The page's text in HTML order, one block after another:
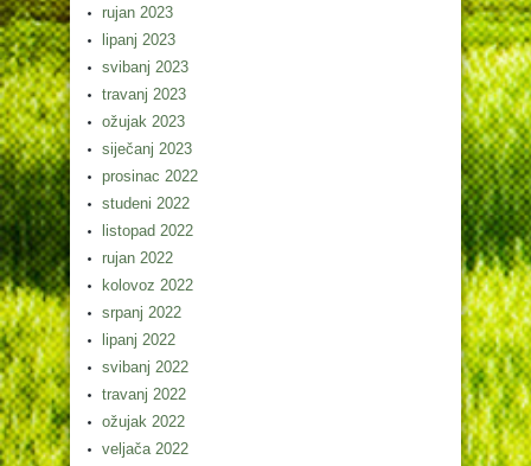
rujan 2023
lipanj 2023
svibanj 2023
travanj 2023
ožujak 2023
siječanj 2023
prosinac 2022
studeni 2022
listopad 2022
rujan 2022
kolovoz 2022
srpanj 2022
lipanj 2022
svibanj 2022
travanj 2022
ožujak 2022
veljača 2022